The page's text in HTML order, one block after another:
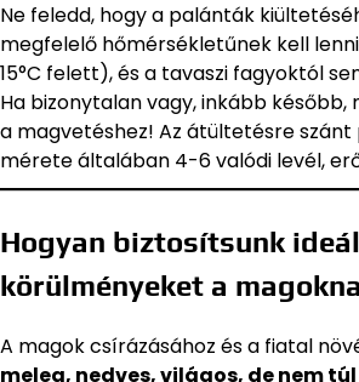
Ne feledd, hogy a palánták
megfelelő hőmérsékletűnek kell
15°C felett), és a tavaszi fagyoktól
Ha bizonytalan vagy, inkább később,
a magvetéshez! Az átültetésre szánt
mérete általában 4-6 valódi levél,
Hogyan biztosítsunk
körülményeket a
A magok csírázásához és a fiatal
meleg, nedves, világos, de nem